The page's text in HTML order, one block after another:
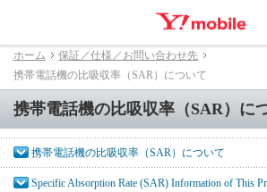
ホーム
保証／仕様／お問い合わせ先
携帯電話機の比吸収率（SAR）について
携帯電話機の比吸収率（SAR）に
携帯電話機の比吸収率（SAR）について
Specific Absorption Rate (SAR) Information of This